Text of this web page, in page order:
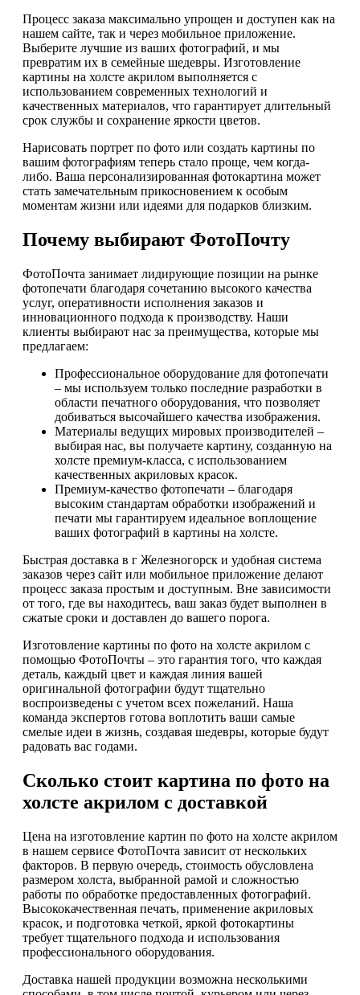
Процесс заказа максимально упрощен и доступен как на
нашем сайте, так и через мобильное приложение.
Выберите лучшие из ваших фотографий, и мы
превратим их в семейные шедевры. Изготовление
картины на холсте акрилом выполняется с
использованием современных технологий и
качественных материалов, что гарантирует длительный
срок службы и сохранение яркости цветов.
Нарисовать портрет по фото или создать картины по
вашим фотографиям теперь стало проще, чем когда-
либо. Ваша персонализированная фотокартина может
стать замечательным прикосновением к особым
моментам жизни или идеями для подарков близким.
Почему выбирают ФотоПочту
ФотоПочта занимает лидирующие позиции на рынке
фотопечати благодаря сочетанию высокого качества
услуг, оперативности исполнения заказов и
инновационного подхода к производству. Наши
клиенты выбирают нас за преимущества, которые мы
предлагаем:
Профессиональное оборудование для фотопечати
– мы используем только последние разработки в
области печатного оборудования, что позволяет
добиваться высочайшего качества изображения.
Материалы ведущих мировых производителей –
выбирая нас, вы получаете картину, созданную на
холсте премиум-класса, с использованием
качественных акриловых красок.
Премиум-качество фотопечати – благодаря
высоким стандартам обработки изображений и
печати мы гарантируем идеальное воплощение
ваших фотографий в картины на холсте.
Быстрая доставка в г Железногорск и удобная система
заказов через сайт или мобильное приложение делают
процесс заказа простым и доступным. Вне зависимости
от того, где вы находитесь, ваш заказ будет выполнен в
сжатые сроки и доставлен до вашего порога.
Изготовление картины по фото на холсте акрилом с
помощью ФотоПочты – это гарантия того, что каждая
деталь, каждый цвет и каждая линия вашей
оригинальной фотографии будут тщательно
воспроизведены с учетом всех пожеланий. Наша
команда экспертов готова воплотить ваши самые
смелые идеи в жизнь, создавая шедевры, которые будут
радовать вас годами.
Сколько стоит картина по фото на
холсте акрилом с доставкой
Цена на изготовление картин по фото на холсте акрилом
в нашем сервисе ФотоПочта зависит от нескольких
факторов. В первую очередь, стоимость обусловлена
размером холста, выбранной рамой и сложностью
работы по обработке предоставленных фотографий.
Высококачественная печать, применение акриловых
красок, и подготовка четкой, яркой фотокартины
требует тщательного подхода и использования
профессионального оборудования.
Доставка нашей продукции возможна несколькими